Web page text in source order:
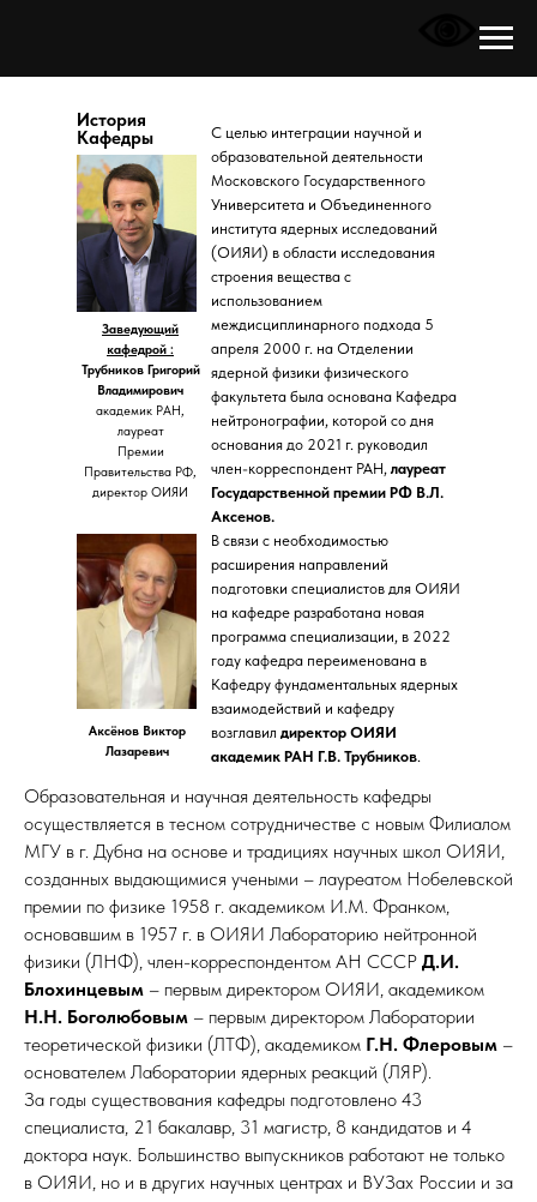
История
Кафедры
С целью интеграции научной и
образовательной деятельности
Московского Государственного
Университета и Объединенного
института ядерных исследований
(ОИЯИ) в области исследования
строения вещества с
использованием
междисциплинарного подхода 5
апреля 2000 г. на Отделении
ядерной физики физического
факультета была основана Кафедра
нейтронографии, которой со дня
основания до 2021 г. руководил
член-корреспондент РАН, лауреат
Государственной премии РФ В.Л.
Аксенов.
В связи с необходимостью
расширения направлений
подготовки специалистов для ОИЯИ
на кафедре разработана новая
программа специализации, в 2022
году кафедра переименована в
Кафедру фундаментальных ядерных
взаимодействий и кафедру
возглавил директор ОИЯИ
академик РАН Г.В. Трубников.
Заведующий
кафедрой :
Трубников Григорий
Владимирович
академик РАН,
лауреат
Премии
Правительства РФ,
директор ОИЯИ
Аксёнов Виктор
Лазаревич
Образовательная и научная деятельность кафедры
осуществляется в тесном сотрудничестве с новым Филиалом
МГУ в г. Дубна на основе и традициях научных школ ОИЯИ,
созданных выдающимися учеными – лауреатом Нобелевской
премии по физике 1958 г. академиком И.М. Франком,
основавшим в 1957 г. в ОИЯИ Лабораторию нейтронной
физики (ЛНФ), член-корреспондентом АН СССР Д.И.
Блохинцевым – первым директором ОИЯИ, академиком
Н.Н. Боголюбовым – первым директором Лаборатории
теоретической физики (ЛТФ), академиком Г.Н. Флеровым –
основателем Лаборатории ядерных реакций (ЛЯР).
За годы существования кафедры подготовлено 43
специалиста, 21 бакалавр, 31 магистр, 8 кандидатов и 4
доктора наук. Большинство выпускников работают не только
в ОИЯИ, но и в других научных центрах и ВУЗах России и за